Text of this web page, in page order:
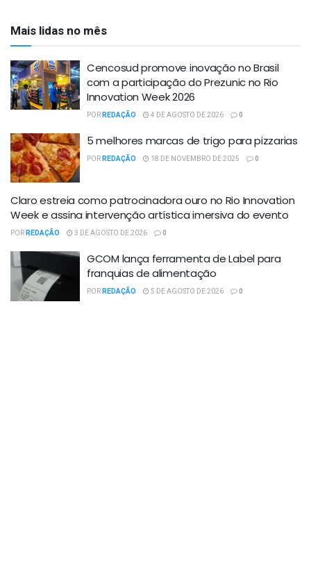
Mais lidas no mês
Cencosud promove inovação no Brasil
com a participação do Prezunic no Rio
Innovation Week 2026
PORREDAÇÃO 4 DE AGOSTO DE 2026 0
5 melhores marcas de trigo para pizzarias
PORREDAÇÃO 18 DE NOVEMBRO DE 2025 0
Claro estreia como patrocinadora ouro no Rio Innovation
Week e assina intervenção artística imersiva do evento
PORREDAÇÃO 3 DE AGOSTO DE 2026 0
GCOM lança ferramenta de Label para
franquias de alimentação
PORREDAÇÃO 5 DE AGOSTO DE 2026 0